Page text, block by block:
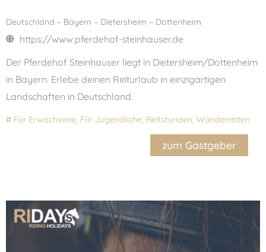
Deutschland – Bayern – Dietersheim – Dottenheim
https://www.pferdehof-steinhauser.de
Der Pferdehof Steinhauser liegt in Dietersheim/Dottenheim
in Bayern. Erlebe deinen Reiturlaub in einzigartigen
Landschaften in Deutschland.
# Für Erwachsene, Für Jugendliche, Reitstunden, Wanderreiten
zum Gastgeber